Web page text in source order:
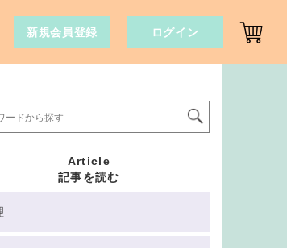
Article
記事を読む
新規会員登録 ログイン